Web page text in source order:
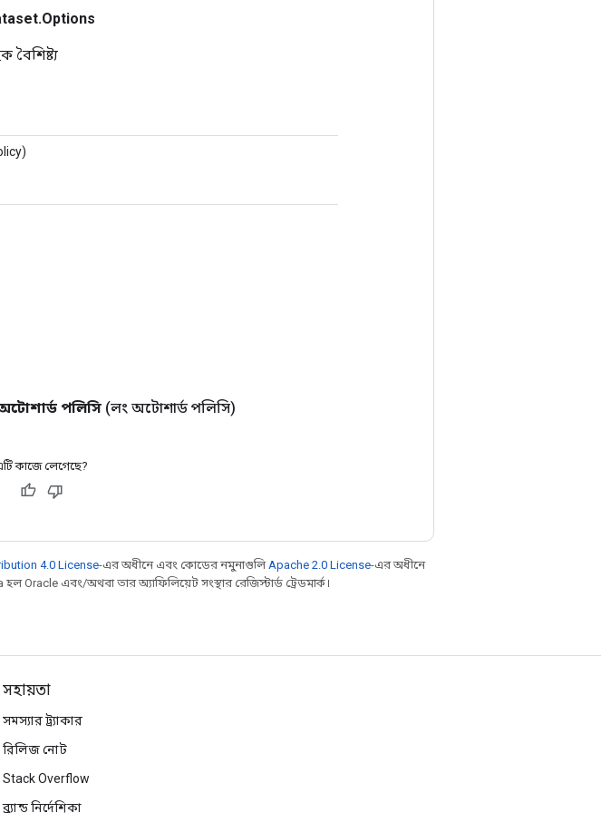
বৈশিষ্ট্য
অটোশার্ড পলিসি (লং অটোশার্ড পলিসি)
কাজে লেগেছে?
4.0 License-এর অধীনে এবং কোডের নমুনাগুলি Apache 2.0 License-এর অধীনে
হল Oracle এবং/অথবা তার অ্যাফিলিয়েট সংস্থার রেজিস্টার্ড ট্রেডমার্ক।
সহায়তা
সমস্যার ট্র্যাকার
রিলিজ নোট
Stack Overflow
ব্র্যান্ড নির্দেশিকা